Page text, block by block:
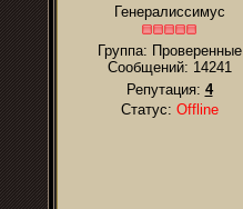
Генералиссимус
Группа: Проверенные
Сообщений: 14241
Репутация: 4
Статус: Offline